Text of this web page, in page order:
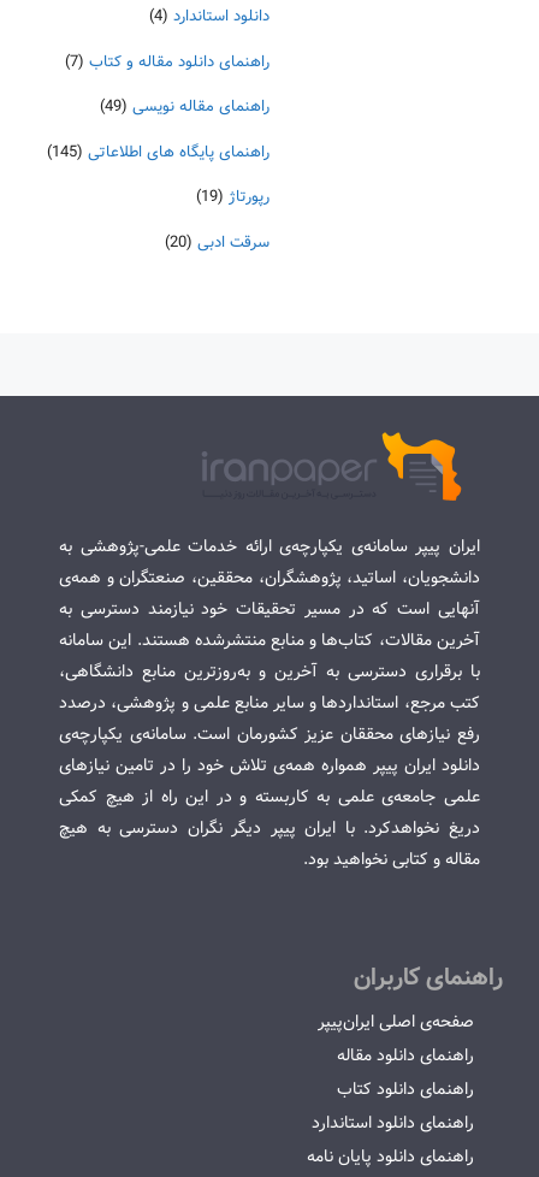
دانلود استاندارد (4)
راهنمای دانلود مقاله و کتاب (7)
راهنمای مقاله نویسی (49)
راهنمای پایگاه های اطلاعاتی (145)
رپورتاژ (19)
سرقت ادبی (20)
ایران پیپر سامانه‌ی یکپارچه‌ی ارائه خدمات علمی-پژوهشی به
دانشجویان، اساتید، پژوهشگران، محققین، صنعتگران و همه‌ی
آنهایی است که در مسیر تحقیقات خود نیازمند دسترسی به
آخرین مقالات، کتاب‌ها و منابع منتشرشده هستند. این سامانه
با برقراری دسترسی به آخرین و به‌روزترین منابع دانشگاهی،
کتب مرجع، استانداردها و سایر منابع علمی و پژوهشی، درصدد
رفع نیازهای محققان عزیز کشورمان است. سامانه‌ی یکپارچه‌ی
دانلود ایران پیپر همواره همه‌ی تلاش خود را در تامین نیازهای
علمی جامعه‌ی علمی به کاربسته و در این راه از هیچ کمکی
دریغ نخواهدکرد. با ایران پیپر دیگر نگران دسترسی به هیچ
مقاله و کتابی نخواهید بود.
راهنمای کاربران
صفحه‌ی اصلی ایران‌پیپر
راهنمای دانلود مقاله
راهنمای دانلود کتاب
راهنمای دانلود استاندارد
راهنمای دانلود پایان نامه